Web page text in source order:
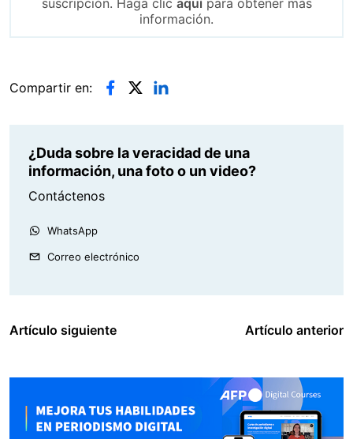
información.
Compartir en:
¿Duda sobre la veracidad de una
información, una foto o un video?
Contáctenos
WhatsApp
Correo electrónico
Artículo siguiente Artículo anterior